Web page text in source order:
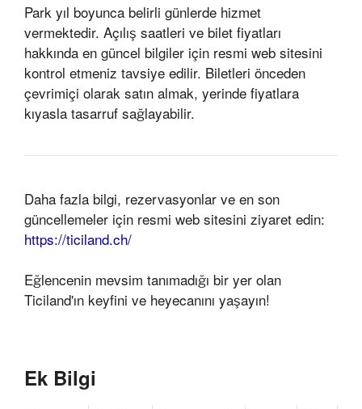
Park yıl boyunca belirli günlerde hizmet
vermektedir. Açılış saatleri ve bilet fiyatları
hakkında en güncel bilgiler için resmi web sitesini
kontrol etmeniz tavsiye edilir. Biletleri önceden
çevrimiçi olarak satın almak, yerinde fiyatlara
kıyasla tasarruf sağlayabilir.
Daha fazla bilgi, rezervasyonlar ve en son
güncellemeler için resmi web sitesini ziyaret edin:
https://ticiland.ch/
Eğlencenin mevsim tanımadığı bir yer olan
Ticiland'ın keyfini ve heyecanını yaşayın!
Ek Bilgi